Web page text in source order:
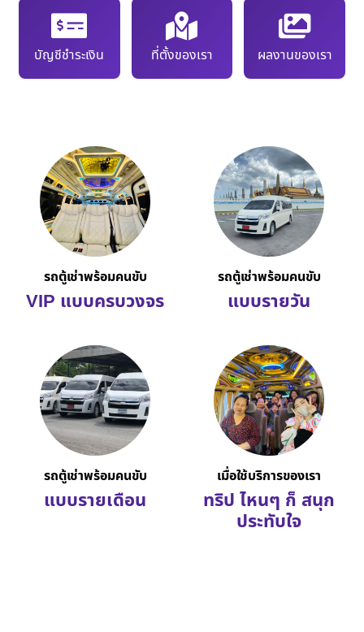
บัญชีชำระเงิน ที่ตั้งของเรา ผลงานของเรา
รถตู้เช่าพร้อมคนขับ
VIP แบบครบวงจร
รถตู้เช่าพร้อมคนขับ
แบบรายวัน
รถตู้เช่าพร้อมคนขับ
แบบรายเดือน
เมื่อใช้บริการของเรา
ทริป ไหนๆ ก็ สนุก
ประทับใจ